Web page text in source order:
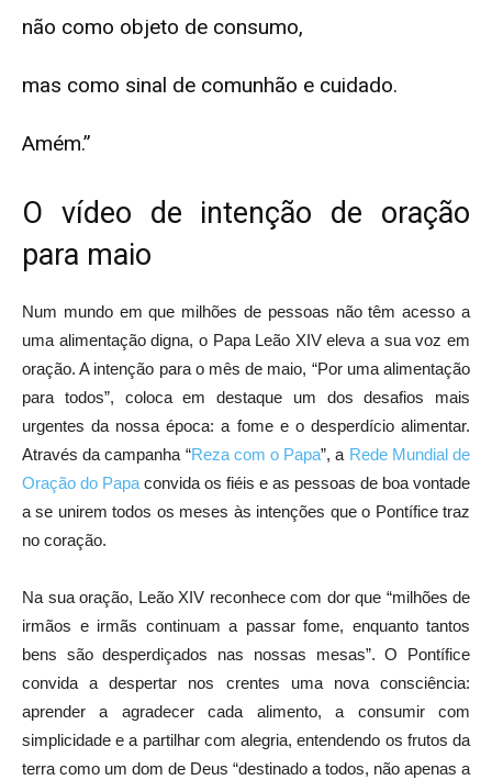
não como objeto de consumo,
mas como sinal de comunhão e cuidado.
Amém.”
O vídeo de intenção de oração
para maio
Num mundo em que milhões de pessoas não têm acesso a
uma alimentação digna, o Papa Leão XIV eleva a sua voz em
oração. A intenção para o mês de maio, “Por uma alimentação
para todos”, coloca em destaque um dos desafios mais
urgentes da nossa época: a fome e o desperdício alimentar.
Através da campanha “Reza com o Papa”, a Rede Mundial de
Oração do Papa convida os fiéis e as pessoas de boa vontade
a se unirem todos os meses às intenções que o Pontífice traz
no coração.
Na sua oração, Leão XIV reconhece com dor que “milhões de
irmãos e irmãs continuam a passar fome, enquanto tantos
bens são desperdiçados nas nossas mesas”. O Pontífice
convida a despertar nos crentes uma nova consciência:
aprender a agradecer cada alimento, a consumir com
simplicidade e a partilhar com alegria, entendendo os frutos da
terra como um dom de Deus “destinado a todos, não apenas a